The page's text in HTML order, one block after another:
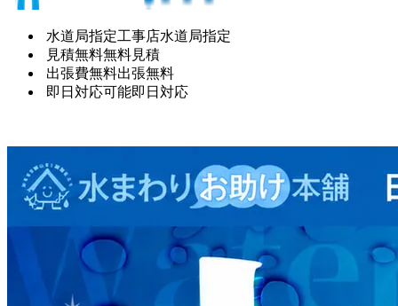
水道局指定工事店水道局指定
見積無料無料見積
出張費無料出張無料
即日対応可能即日対応